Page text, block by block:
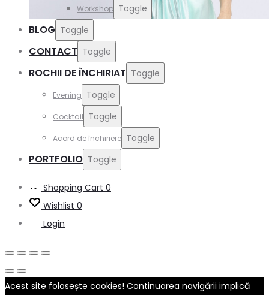
Workshop Toggle
BLOG Toggle
CONTACT Toggle
ROCHII DE ÎNCHIRIAT Toggle
Evening Toggle
Cocktail Toggle
Acord de închiriere Toggle
PORTFOLIO Toggle
Shopping Cart 0
Wishlist 0
Login
Acest site folosește cookies! Continuarea navigării implică